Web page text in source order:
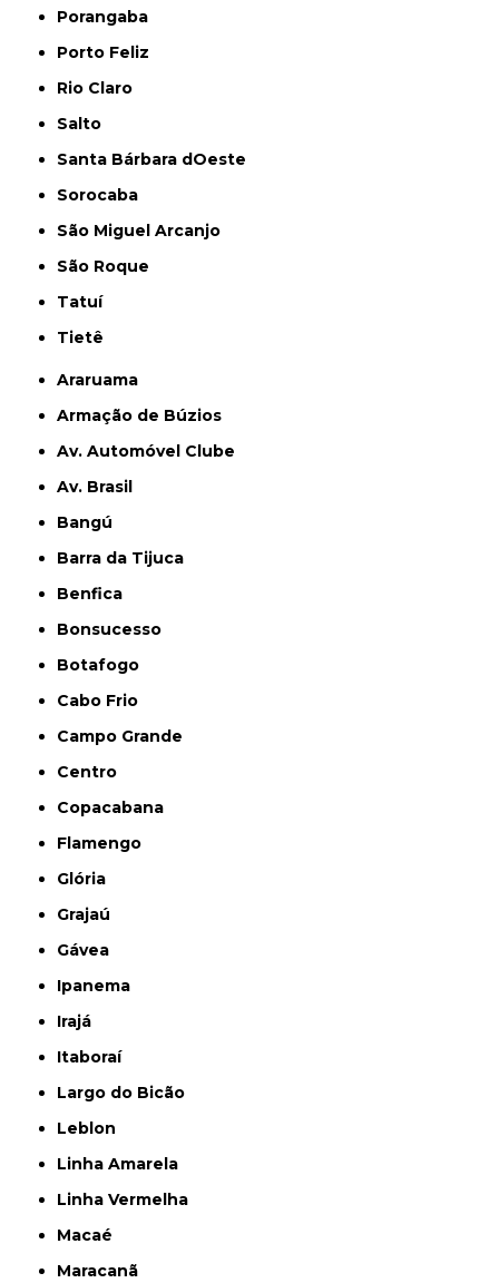
Porangaba
Porto Feliz
Rio Claro
Salto
Santa Bárbara dOeste
Sorocaba
São Miguel Arcanjo
São Roque
Tatuí
Tietê
Araruama
Armação de Búzios
Av. Automóvel Clube
Av. Brasil
Bangú
Barra da Tijuca
Benfica
Bonsucesso
Botafogo
Cabo Frio
Campo Grande
Centro
Copacabana
Flamengo
Glória
Grajaú
Gávea
Ipanema
Irajá
Itaboraí
Largo do Bicão
Leblon
Linha Amarela
Linha Vermelha
Macaé
Maracanã